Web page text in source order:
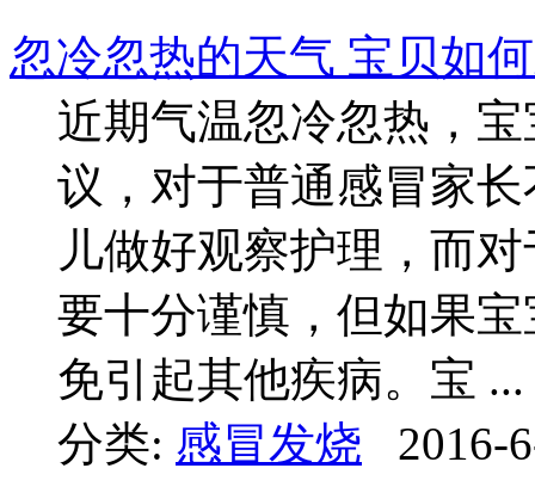
忽冷忽热的天气 宝贝如
近期气温忽冷忽热，
议，对于普通感冒家
儿做好观察护理，而
要十分谨慎，但如果
免引起其他疾病。宝 ...
分类: 感冒发烧
2016-